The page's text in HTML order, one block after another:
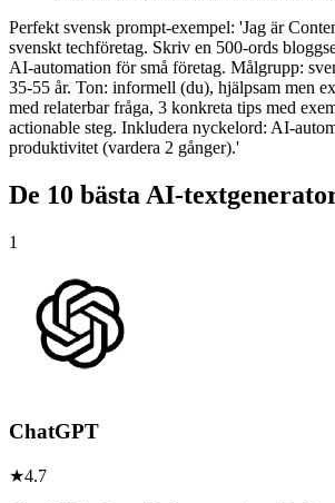
Perfekt svensk prompt-exempel: 'Jag är
svenskt techföretag. Skriv en 500-ords
AI-automation för små företag. Målgrupp:
35-55 år. Ton: informell (du), hjälpsam men
med relaterbar fråga, 3 konkreta tips med
actionable steg. Inkludera nyckelord: AI-
produktivitet (vardera 2 gånger).'
De 10 bästa AI-
1
ChatGPT
★4.7